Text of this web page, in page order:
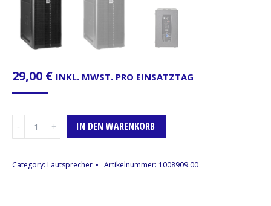
29,00 € INKL. MWST. PRO EINSATZTAG
Elements
IN DEN WARENKORB
Category: Lautsprecher Artikelnummer: 1008909.00